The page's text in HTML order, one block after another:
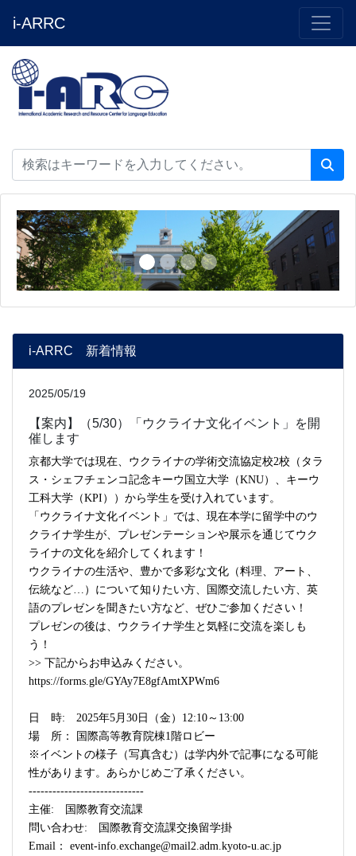
i-ARRC
i-ARRC 新着情報
2025/05/19
【案内】（5/30）「ウクライナ文化イベント」を開
催します
京都大学では現在、ウクライナの学術交流協定校2校（タラ
ス・シェフチェンコ記念キーウ国立大学（KNU）、キーウ
工科大学（KPI））から学生を受け入れています。
「ウクライナ文化イベント」では、現在本学に留学中のウ
クライナ学生が、プレゼンテーションや展示を通じてウク
ライナの文化を紹介してくれます！
ウクライナの生活や、豊かで多彩な文化（料理、アート、
伝統など…）について知りたい方、国際交流したい方、英
語のプレゼンを聞きたい方など、ぜひご参加ください！
プレゼンの後は、ウクライナ学生と気軽に交流を楽しも
う！
>> 下記からお申込みください。
https://forms.gle/GYAy7E8gfAmtXPWm6
日 時: 2025年5月30日（金）12:10～13:00
場 所： 国際高等教育院棟1階ロビー
※イベントの様子（写真含む）は学内外で記事になる可能
性があります。あらかじめご了承ください。
-----------------------------
主催: 国際教育交流課
問い合わせ: 国際教育交流課交換留学掛
Email： event-info.exchange@mail2.adm.kyoto-u.ac.jp